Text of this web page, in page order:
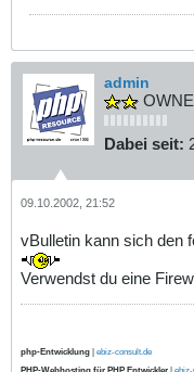
admin
Dabei seit:
09.10.2002, 21:52
vBulletin kann sich den
Verwendst du eine
php-Entwicklung
ebiz-consult.de